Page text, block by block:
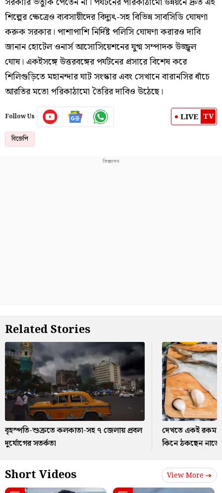
শিল্পের ক্ষেত্রেও ব্যবসায়ীদের বিদ্যুৎ-সহ বিভিন্ন সাবসিডি ঘোষণা
করুক সরকার। পাশাপাশি নির্দিষ্ট পলিসি ঘোষণা করারও দাবি
জানান হোটেল ওনার্স আসোসিয়েশনের যুগ্ম সম্পাদক উজ্জ্বল
ঘোষ। একইসঙ্গে উত্তরবঙ্গের পর্যটনের প্রসারে বিশেষ করে
শিলিগুড়িতে মহানন্দার ঘাট সংস্কার এবং সেখানে বারানসির ধাঁচে
আরতির মতো পরিকাঠামো তৈরির দাবিও উঠেছে।
Follow Us LIVE TV
বিজেপি
Related Stories
বৃহস্পতি-শুক্রতে কলকাতা-সহ ৭ জেলায় প্রবল
দুর্যোগের সতর্কতা
দেখতে একই রকম!
কিনে ঠকছেন
Short Videos View More